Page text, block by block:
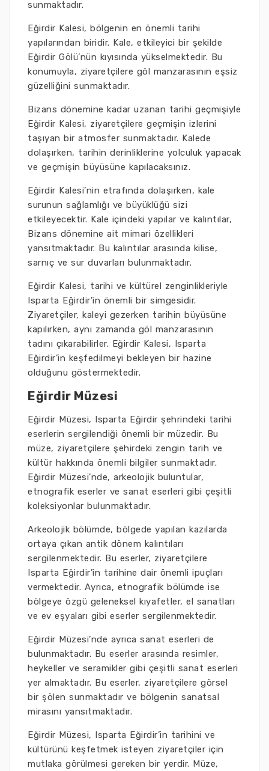
sunmaktadır.
Eğirdir Kalesi, bölgenin en önemli tarihi
yapılarından biridir. Kale, etkileyici bir şekilde
Eğirdir Gölü’nün kıyısında yükselmektedir. Bu
konumuyla, ziyaretçilere göl manzarasının eşsiz
güzelliğini sunmaktadır.
Bizans dönemine kadar uzanan tarihi geçmişiyle
Eğirdir Kalesi, ziyaretçilere geçmişin izlerini
taşıyan bir atmosfer sunmaktadır. Kalede
dolaşırken, tarihin derinliklerine yolculuk yapacak
ve geçmişin büyüsüne kapılacaksınız.
Eğirdir Kalesi’nin etrafında dolaşırken, kale
surunun sağlamlığı ve büyüklüğü sizi
etkileyecektir. Kale içindeki yapılar ve kalıntılar,
Bizans dönemine ait mimari özellikleri
yansıtmaktadır. Bu kalıntılar arasında kilise,
sarnıç ve sur duvarları bulunmaktadır.
Eğirdir Kalesi, tarihi ve kültürel zenginlikleriyle
Isparta Eğirdir’in önemli bir simgesidir.
Ziyaretçiler, kaleyi gezerken tarihin büyüsüne
kapılırken, aynı zamanda göl manzarasının
tadını çıkarabilirler. Eğirdir Kalesi, Isparta
Eğirdir’in keşfedilmeyi bekleyen bir hazine
olduğunu göstermektedir.
Eğirdir Müzesi
Eğirdir Müzesi, Isparta Eğirdir şehrindeki tarihi
eserlerin sergilendiği önemli bir müzedir. Bu
müze, ziyaretçilere şehirdeki zengin tarih ve
kültür hakkında önemli bilgiler sunmaktadır.
Eğirdir Müzesi’nde, arkeolojik buluntular,
etnografik eserler ve sanat eserleri gibi çeşitli
koleksiyonlar bulunmaktadır.
Arkeolojik bölümde, bölgede yapılan kazılarda
ortaya çıkan antik dönem kalıntıları
sergilenmektedir. Bu eserler, ziyaretçilere
Isparta Eğirdir’in tarihine dair önemli ipuçları
vermektedir. Ayrıca, etnografik bölümde ise
bölgeye özgü geleneksel kıyafetler, el sanatları
ve ev eşyaları gibi eserler sergilenmektedir.
Eğirdir Müzesi’nde ayrıca sanat eserleri de
bulunmaktadır. Bu eserler arasında resimler,
heykeller ve seramikler gibi çeşitli sanat eserleri
yer almaktadır. Bu eserler, ziyaretçilere görsel
bir şölen sunmaktadır ve bölgenin sanatsal
mirasını yansıtmaktadır.
Eğirdir Müzesi, Isparta Eğirdir’in tarihini ve
kültürünü keşfetmek isteyen ziyaretçiler için
mutlaka görülmesi gereken bir yerdir. Müze,